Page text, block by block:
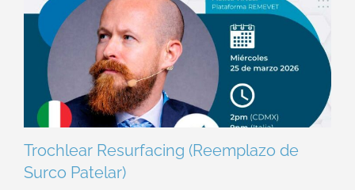
Trochlear Resurfacing (Reemplazo de
Surco Patelar)